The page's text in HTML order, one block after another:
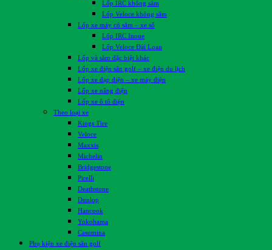
Lốp IRC không săm
Lốp Veloce không săm
Lốp xe máy có săm – xe số
Lốp IRC Inoue
Lốp Veloce Đài Loan
Lốp và săm đặc biệt khác
Lốp xe điện sân golf – xe điện du lịch
Lốp xe đạp điện – xe máy điện
Lốp xe nâng điện
Lốp xe ô tô điện
Theo loại xe
Kings Tire
Veloce
Maxxis
Michelin
Bridgestone
Pirelli
Deathstone
Dunlop
Hancook
Yokohama
Casumina
Phụ kiện xe điện sân golf